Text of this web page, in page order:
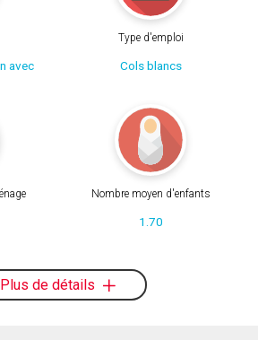
avec
Type d'emploi
Cols blancs
Nombre moyen d'enfants
1.70
Plus de détails